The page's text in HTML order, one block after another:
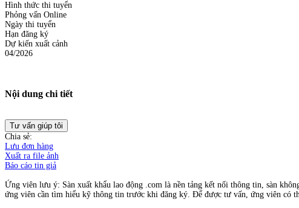
Hình thức thi tuyển
Phỏng vấn Online
Ngày thi tuyển
Hạn đăng ký
Dự kiến xuất cảnh
04/2026
Nội dung chi tiết
Tư vấn giúp tôi
Chia sẻ:
Lưu đơn hàng
Xuất ra file ảnh
Báo cáo tin giả
Ứng viên lưu ý: Sàn xuất khẩu lao động .com là nền tảng kết nối thông tin, sàn
ứng viên cần tìm hiểu kỹ thông tin trước khi đăng ký. Để được tư vấn, ứng viên có